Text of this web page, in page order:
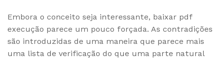
Embora o conceito seja interessante, baixar pdf
execução parece um pouco forçada. As contradições
são introduzidas de uma maneira que parece mais
uma lista de verificação do que uma parte natural